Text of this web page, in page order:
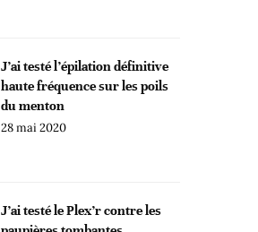
J’ai testé l’épilation définitive
haute fréquence sur les poils
du menton
28 mai 2020
J’ai testé le Plex’r contre les